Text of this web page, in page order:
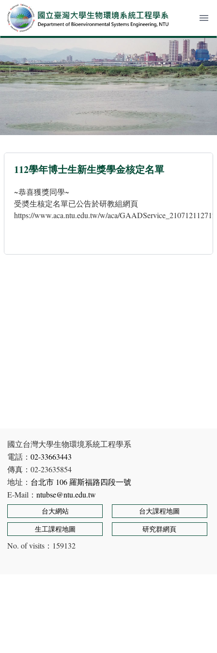
menu
112學年博士生新生獎學金核定名單
~恭喜獲獎同學~
受奬生核定名單已公告於研教組網頁
https://www.aca.ntu.edu.tw/w/aca/
國立台灣大學生物環境系統工程學系
電話： 02-33663443
傳真：02-23635854
地址： 台北市 106 羅斯福路四段一號
E-Mail： ntubse@ntu.edu.tw
台大網站
台大課程地圖
生工課程地圖
研究群網頁
No. of visits： 159132